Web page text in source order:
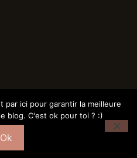
par ici pour garantir la meilleure
blog. C'est ok pour toi ? :)
Ok